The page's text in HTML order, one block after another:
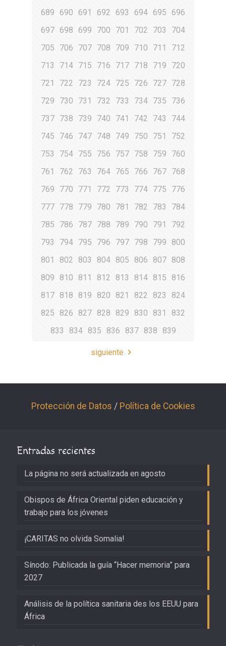
689
690 691 692 693 694 695
696
697 698 699 700 701 702 703
704
705
706 707 708 709 710 711
712
713
714 715 716 717 718 719
720
721
722 723 724 725 726 727 728
729
730 731 732 733 734 735
736
737 738 739 740 741 742 743
744
745
746 747 748 749 750 751
752
753
754 755 756 757 758 759
760
761
762 763 764 765 766 767 768
769
770 771 772 773 774 775
776
777 778 779 780 781 782 783
784
785
786 787 788 789 790 791
792
793
794 795 796 797 798 799
800
801
802 803 804 805 806 807 808
809
810 811 812 813 814 815
816
817 818 819 820 821 822 823
824
825
826 827 828 829 830 831
832
833
834 835 836 837 838 839
siguiente
Protección de Datos / Política de Cookies
Entradas recientes
La página no será actualizada en agosto
Obispos de África Oriental piden educación y
trabajo para los jóvenes
¡CARITAS no olvida Somalia!
Sínodo: Publicada la guía “Hacer memoria” para
2027
Análisis de la política sanitaria des los EEUU para
África